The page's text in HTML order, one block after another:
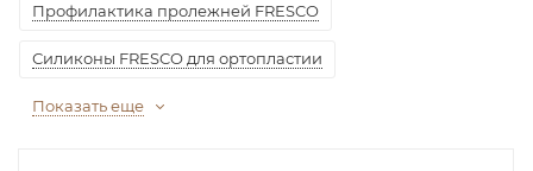
Профилактика пролежней FRESCO
Силиконы FRESCO для ортопластии
Показать еще